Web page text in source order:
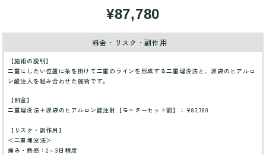
¥87,780
料金・リスク・副作用
【施術の説明】
二重にしたい位置に糸を掛けて二重のラインを形成する二重埋没法と、涙袋のヒアルロ
ン酸注入を組み合わせた施術です。
【料金】
二重埋没法＋涙袋のヒアルロン酸注射【モニターセット割】：¥87,780
【リスク・副作用】
＜二重埋没法＞
痛み・熱感：2～3日程度